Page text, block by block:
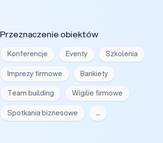
Przeznaczenie obiektów
Konferencje Eventy Szkolenia
Imprezy firmowe Bankiety
Team building Wigilie firmowe
Spotkania biznesowe …